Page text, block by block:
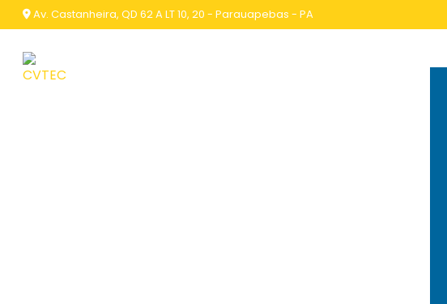
Av. Castanheira, QD 62 A LT 10, 20 - Parauapebas - PA